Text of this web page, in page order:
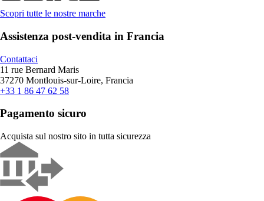
Scopri tutte le nostre marche
Assistenza post-vendita in Francia
Contattaci
11 rue Bernard Maris
37270 Montlouis-sur-Loire, Francia
+33 1 86 47 62 58
Pagamento sicuro
Acquista sul nostro sito in tutta sicurezza